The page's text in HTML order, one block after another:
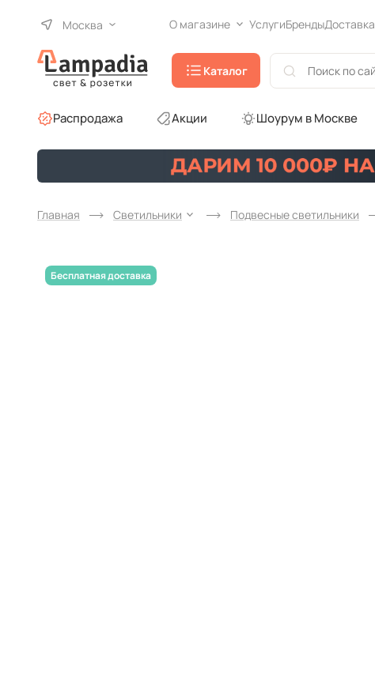
Москва О магазине УслугиБрендыДоставка
Каталог
Распродажа Акции Шоурум в Москве
Главная Светильники Подвесные светильники